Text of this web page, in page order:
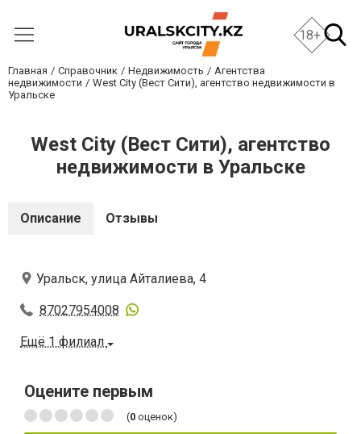
18+
Главная Справочник Недвижимость
Агентства
недвижимости
West City (Вест Сити), агентство недвижимости в
Уральске
West City (Вест Сити), агентство
недвижимости в Уральске
Описание Отзывы
Уральск, улица Айталиева, 4
87027954008
Ещё 1 филиал
Оцените первым
(0 оценок)